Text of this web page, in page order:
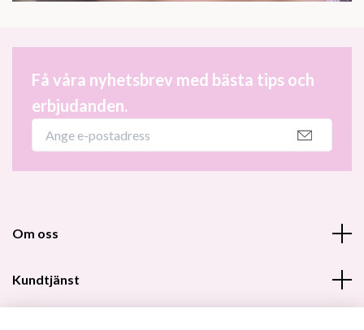
Få våra nyhetsbrev med bästa tips och
erbjudanden.
Om oss
Kundtjänst